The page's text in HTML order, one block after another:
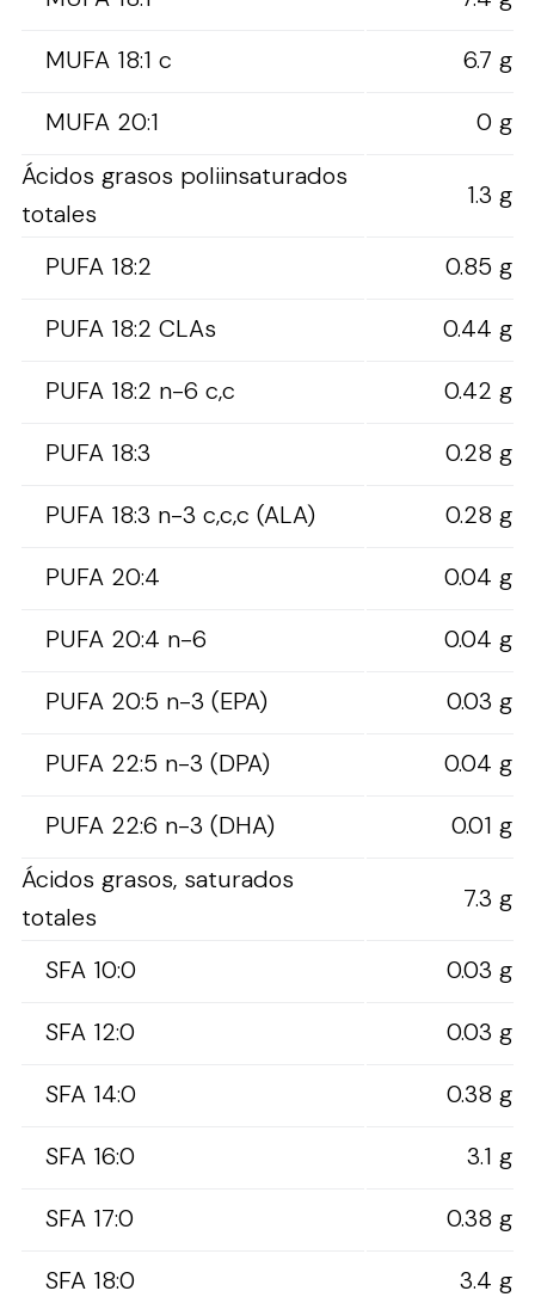
MUFA 18:1 c
6.7 g
MUFA 20:1
0 g
Ácidos grasos poliinsaturados
totales
1.3 g
PUFA 18:2
0.85 g
PUFA 18:2 CLAs
0.44 g
PUFA 18:2 n-6 c,c
0.42 g
PUFA 18:3
0.28 g
PUFA 18:3 n-3 c,c,c (ALA)
0.28 g
PUFA 20:4
0.04 g
PUFA 20:4 n-6
0.04 g
PUFA 20:5 n-3 (EPA)
0.03 g
PUFA 22:5 n-3 (DPA)
0.04 g
PUFA 22:6 n-3 (DHA)
0.01 g
Ácidos grasos, saturados
totales
7.3 g
SFA 10:0
0.03 g
SFA 12:0
0.03 g
SFA 14:0
0.38 g
SFA 16:0
3.1 g
SFA 17:0
0.38 g
SFA 18:0
3.4 g